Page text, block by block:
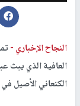
النجاح الإخباري -
العافية الذي يبث
الكنعاني الأصيل